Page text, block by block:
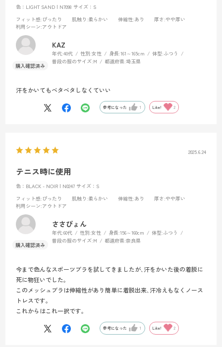
色：LIGHT SAND | N7098 サイズ：S
フィット感:ぴったり 肌触り :柔らかい 伸縮性:あり 厚さ:やや厚い
利用シーン:アウトドア
KAZ
年代:40代 性別:女性 身長:161～165cm 体型:ふつう
普段の服のサイズ:M 都道府県:埼玉県
汗をかいてもベタベタしなくていい
参考になった 1 Like! 2
2025.6.24
テニス時に使用
色：BLACK - NOIR | N0247 サイズ：S
フィット感:ぴったり 肌触り :柔らかい 伸縮性:あり 厚さ:やや厚い
利用シーン:アウトドア
ささぴょん
年代:60代 性別:女性 身長:156～160cm 体型:ふつう
普段の服のサイズ:M 都道府県:奈良県
今まで色んなスポーツブラを試してきましたが､汗をかいた後の着脱に
死に物狂いでした｡
このメッシュブラは伸縮性があり簡単に着脱出来､汗冷えもなくノース
トレスです｡
これからはこれ一択です｡
参考になった 1 Like! 2